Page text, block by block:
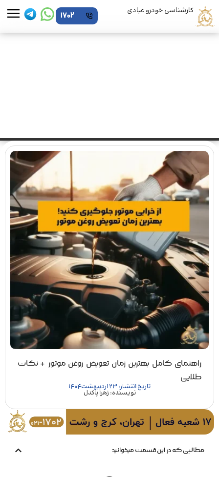
کارشناسی خودرو عبادی 1702
راهنمای کامل بهترین زمان تعویض روغن موتور + نکات
طلایی
تاریخ انتشار: 23 اردیبهشت 1404
نویسنده: زهرا پاکدل
مطالبی که در این قسمت میخوانید